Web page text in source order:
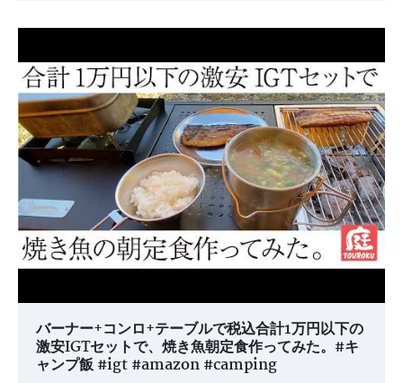
バーナー+コンロ+テーブルで税込合計1万円以下の
激安IGTセットで、焼き魚朝定食作ってみた。#キ
ャンプ飯 #igt #amazon #camping